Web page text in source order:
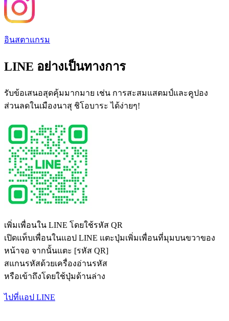
อินสตาแกรม
LINE อย่างเป็นทางการ
รับข้อเสนอสุดคุ้มมากมาย เช่น การสะสมแสตมป์และคูปอง
ส่วนลดในเมืองนาสุ ชิโอบาระ ได้ง่ายๆ!
เพิ่มเพื่อนใน LINE โดยใช้รหัส QR
เปิดแท็บเพื่อนในแอป LINE แตะปุ่มเพิ่มเพื่อนที่มุมบนขวาของ
หน้าจอ จากนั้นแตะ [รหัส QR]
สแกนรหัสด้วยเครื่องอ่านรหัส
หรือเข้าถึงโดยใช้ปุ่มด้านล่าง
ไปที่แอป LINE